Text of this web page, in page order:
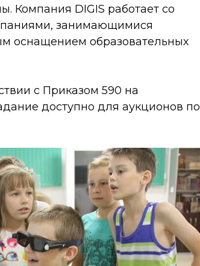
Компания DIGIS работает со
занимающимися
оснащением образовательных
с Приказом 590 на
доступно для аукционов по